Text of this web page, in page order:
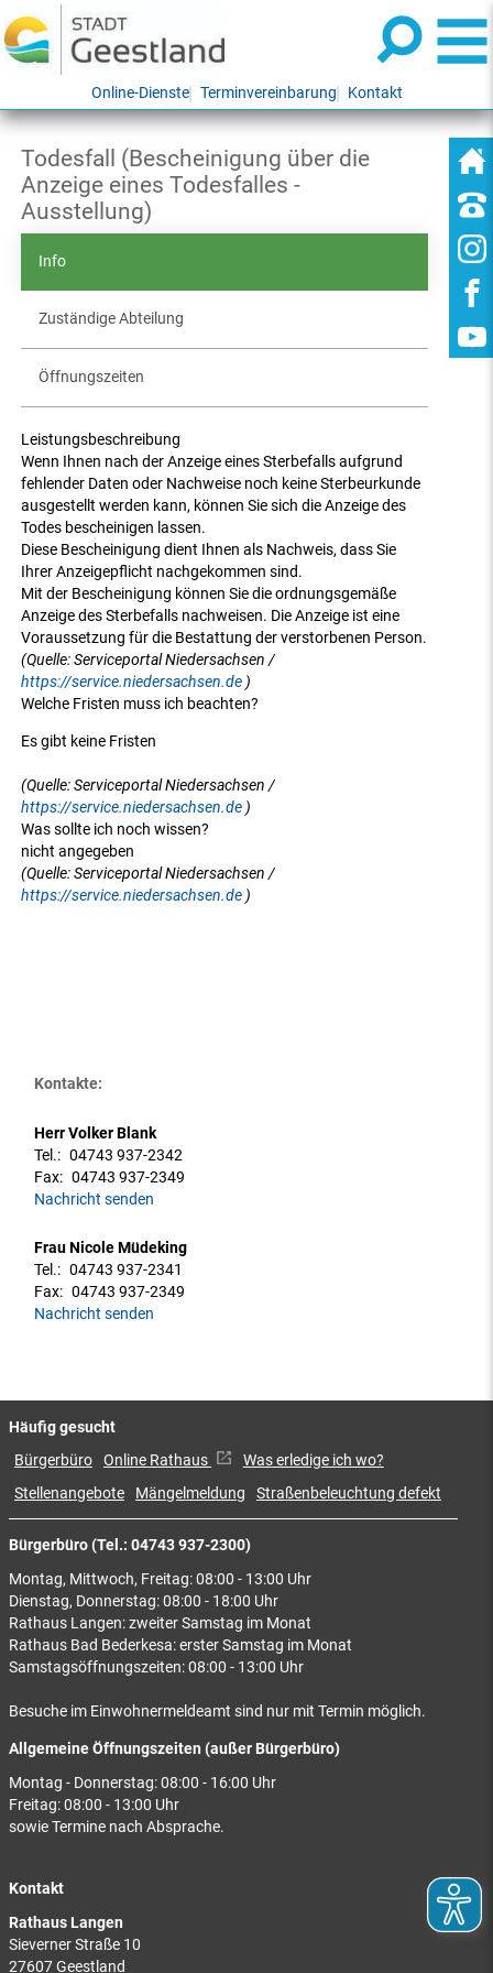
Online-Dienste Terminvereinbarung Kontakt
Todesfall (Bescheinigung über die
Anzeige eines Todesfalles -
Ausstellung)
Info
Zuständige Abteilung
Öffnungszeiten
Leistungsbeschreibung
Wenn Ihnen nach der Anzeige eines Sterbefalls aufgrund
fehlender Daten oder Nachweise noch keine Sterbeurkunde
ausgestellt werden kann, können Sie sich die Anzeige des
Todes bescheinigen lassen.
Diese Bescheinigung dient Ihnen als Nachweis, dass Sie
Ihrer Anzeigepflicht nachgekommen sind.
Mit der Bescheinigung können Sie die ordnungsgemäße
Anzeige des Sterbefalls nachweisen. Die Anzeige ist eine
Voraussetzung für die Bestattung der verstorbenen Person.
(Quelle: Serviceportal Niedersachsen /
https://service.niedersachsen.de )
Welche Fristen muss ich beachten?
Es gibt keine Fristen
(Quelle: Serviceportal Niedersachsen /
https://service.niedersachsen.de )
Was sollte ich noch wissen?
nicht angegeben
(Quelle: Serviceportal Niedersachsen /
https://service.niedersachsen.de )
Kontakte:
Herr Volker Blank
Tel.: 04743 937-2342
Fax: 04743 937-2349
Nachricht senden
Frau Nicole Müdeking
Tel.: 04743 937-2341
Fax: 04743 937-2349
Nachricht senden
Bürgerbüro (Tel.: 04743 937-2300)
Montag, Mittwoch, Freitag: 08:00 - 13:00 Uhr
Dienstag, Donnerstag: 08:00 - 18:00 Uhr
Rathaus Langen: zweiter Samstag im Monat
Rathaus Bad Bederkesa: erster Samstag im Monat
Samstagsöffnungszeiten: 08:00 - 13:00 Uhr
Besuche im Einwohnermeldeamt sind nur mit Termin möglich.
Allgemeine Öffnungszeiten (außer Bürgerbüro)
Montag - Donnerstag: 08:00 - 16:00 Uhr
Freitag: 08:00 - 13:00 Uhr
sowie Termine nach Absprache.
Kontakt
Rathaus Langen
Sieverner Straße 10
27607 Geestland
Häufig gesucht
Bürgerbüro Online Rathaus
Was erledige ich wo?
Stellenangebote
Mängelmeldung Straßenbeleuchtung defekt